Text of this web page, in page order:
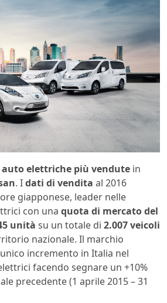
auto elettriche più vendute in
. Idati di vendita al 2016
giapponese, leader nelle
con una quota di mercato del
unità su un totale di 2.007 veicoli
nazionale. Il marchio
incremento in Italia nel
facendo segnare un +10%
precedente (1 aprile 2015 – 31